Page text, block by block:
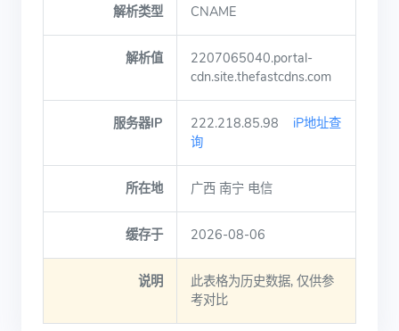
解析类型 CNAME
解析值
2207065040.portal-
cdn.site.thefastcdns.com
服务器IP 222.218.85.98
iP地址查
询
所在地 广西 南宁 电信
缓存于 2026-08-06
说明
此表格为历史数据, 仅供参
考对比